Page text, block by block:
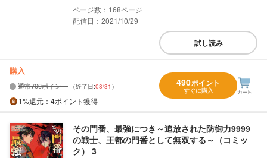
168
配信日：2021/10/29
試し読み
購入
通常700ポイント （終了日:08/31 ）
1%還元 ：4ポイント獲得
490ポイント
すぐに購入
その門番、最強につき～追放された防御力9999
の戦士、王都の門番として無双する～（コミッ
ク） 3